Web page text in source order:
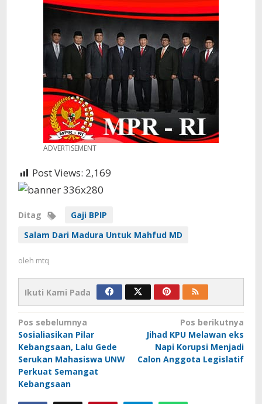
ADVERTISEMENT
Post Views: 2,169
Ditag
Gaji BPIP
Salam Dari Madura Untuk Mahfud MD
oleh mtq
Ikuti Kami Pada
Navigasi
pos
Pos sebelumnya
Sosialiasikan Pilar
Kebangsaan, Lalu Gede
Serukan Mahasiswa UNW
Perkuat Semangat
Kebangsaan
Pos berikutnya
Jihad KPU Melawan eks
Napi Korupsi Menjadi
Calon Anggota Legislatif